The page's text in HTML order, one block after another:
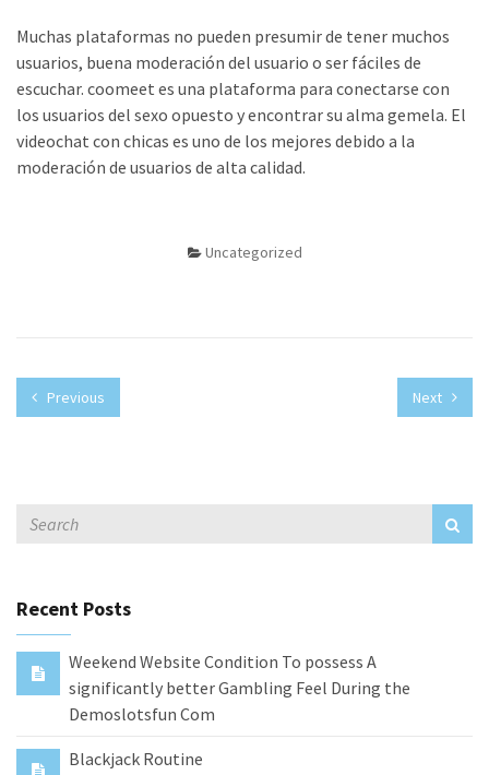
Muchas plataformas no pueden presumir de tener muchos
usuarios, buena moderación del usuario o ser fáciles de
escuchar. coomeet es una plataforma para conectarse con
los usuarios del sexo opuesto y encontrar su alma gemela. El
videochat con chicas es uno de los mejores debido a la
moderación de usuarios de alta calidad.
Uncategorized
Previous Next
Recent Posts
Weekend Website Condition To possess A
significantly better Gambling Feel During the
Demoslotsfun Com
Blackjack Routine